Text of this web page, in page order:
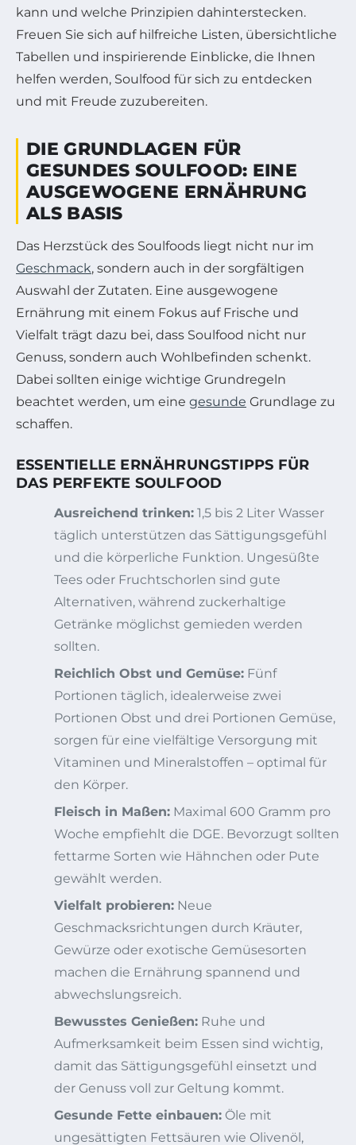
kann und welche Prinzipien dahinterstecken.
Freuen Sie sich auf hilfreiche Listen, übersichtliche
Tabellen und inspirierende Einblicke, die Ihnen
helfen werden, Soulfood für sich zu entdecken
und mit Freude zuzubereiten.
DIE GRUNDLAGEN FÜR
GESUNDES SOULFOOD: EINE
AUSGEWOGENE ERNÄHRUNG
ALS BASIS
Das Herzstück des Soulfoods liegt nicht nur im
Geschmack, sondern auch in der sorgfältigen
Auswahl der Zutaten. Eine ausgewogene
Ernährung mit einem Fokus auf Frische und
Vielfalt trägt dazu bei, dass Soulfood nicht nur
Genuss, sondern auch Wohlbefinden schenkt.
Dabei sollten einige wichtige Grundregeln
beachtet werden, um eine gesunde Grundlage zu
schaffen.
ESSENTIELLE ERNÄHRUNGSTIPPS FÜR
DAS PERFEKTE SOULFOOD
Ausreichend trinken: 1,5 bis 2 Liter Wasser
täglich unterstützen das Sättigungsgefühl
und die körperliche Funktion. Ungesüßte
Tees oder Fruchtschorlen sind gute
Alternativen, während zuckerhaltige
Getränke möglichst gemieden werden
sollten.
Reichlich Obst und Gemüse: Fünf
Portionen täglich, idealerweise zwei
Portionen Obst und drei Portionen Gemüse,
sorgen für eine vielfältige Versorgung mit
Vitaminen und Mineralstoffen – optimal für
den Körper.
Fleisch in Maßen: Maximal 600 Gramm pro
Woche empfiehlt die DGE. Bevorzugt sollten
fettarme Sorten wie Hähnchen oder Pute
gewählt werden.
Vielfalt probieren: Neue
Geschmacksrichtungen durch Kräuter,
Gewürze oder exotische Gemüsesorten
machen die Ernährung spannend und
abwechslungsreich.
Bewusstes Genießen: Ruhe und
Aufmerksamkeit beim Essen sind wichtig,
damit das Sättigungsgefühl einsetzt und
der Genuss voll zur Geltung kommt.
Gesunde Fette einbauen: Öle mit
ungesättigten Fettsäuren wie Olivenöl,